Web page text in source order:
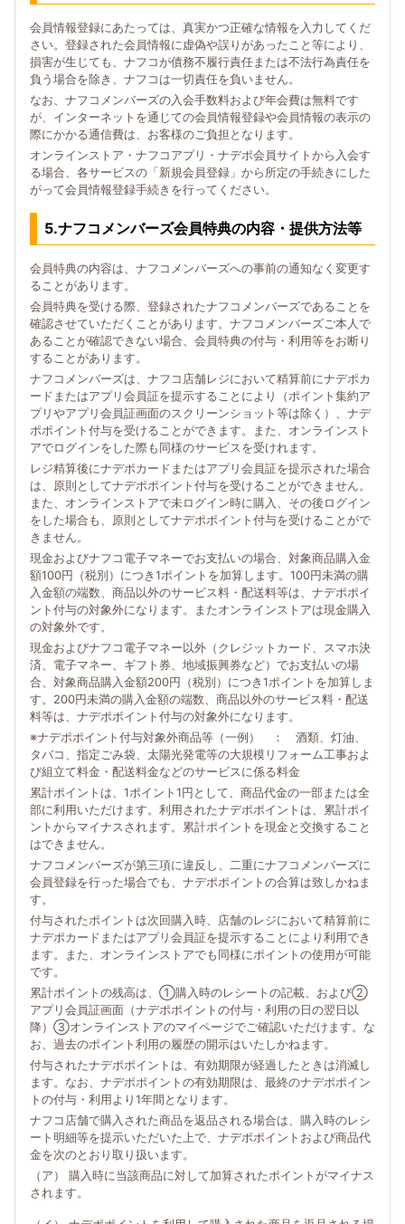
会員情報登録にあたっては、真実かつ正確な情報を入力してくだ
さい。登録された会員情報に虚偽や誤りがあったこと等により、
損害が生じても、ナフコが債務不履行責任または不法行為責任を
負う場合を除き、ナフコは一切責任を負いません。
なお、ナフコメンバーズの入会手数料および年会費は無料です
が、インターネットを通じての会員情報登録や会員情報の表示の
際にかかる通信費は、お客様のご負担となります。
オンラインストア・ナフコアプリ・ナデポ会員サイトから入会す
る場合、各サービスの「新規会員登録」から所定の手続きにした
がって会員情報登録手続きを行ってください。
5.ナフコメンバーズ会員特典の内容・提供方法等
会員特典の内容は、ナフコメンバーズへの事前の通知なく変更す
ることがあります。
会員特典を受ける際、登録されたナフコメンバーズであることを
確認させていただくことがあります。ナフコメンバーズご本人で
あることが確認できない場合、会員特典の付与・利用等をお断り
することがあります。
ナフコメンバーズは、ナフコ店舗レジにおいて精算前にナデポカ
ードまたはアプリ会員証を提示することにより（ポイント集約ア
プリやアプリ会員証画面のスクリーンショット等は除く）、ナデ
ポポイント付与を受けることができます。また、オンラインスト
アでログインをした際も同様のサービスを受けれます。
レジ精算後にナデポカードまたはアプリ会員証を提示された場合
は、原則としてナデポポイント付与を受けることができません。
また、オンラインストアで未ログイン時に購入、その後ログイン
をした場合も、原則としてナデポポイント付与を受けることがで
きません。
現金およびナフコ電子マネーでお支払いの場合、対象商品購入金
額100円（税別）につき1ポイントを加算します。100円未満の購
入金額の端数、商品以外のサービス料・配送料等は、ナデポポイ
ント付与の対象外になります。またオンラインストアは現金購入
の対象外です。
現金およびナフコ電子マネー以外（クレジットカード、スマホ決
済、電子マネー、ギフト券、地域振興券など）でお支払いの場
合、対象商品購入金額200円（税別）につき1ポイントを加算しま
す。200円未満の購入金額の端数、商品以外のサービス料・配送
料等は、ナデポポイント付与の対象外になります。
※ナデポポイント付与対象外商品等（一例） ： 酒類、灯油、
タバコ、指定ごみ袋、太陽光発電等の大規模リフォーム工事およ
び組立て料金・配送料金などのサービスに係る料金
累計ポイントは、1ポイント1円として、商品代金の一部または全
部に利用いただけます。利用されたナデポポイントは、累計ポイ
ントからマイナスされます。累計ポイントを現金と交換すること
はできません。
ナフコメンバーズが第三項に違反し、二重にナフコメンバーズに
会員登録を行った場合でも、ナデポポイントの合算は致しかねま
す。
付与されたポイントは次回購入時、店舗のレジにおいて精算前に
ナデポカードまたはアプリ会員証を提示することにより利用でき
ます。また、オンラインストアでも同様にポイントの使用が可能
です。
累計ポイントの残高は、①購入時のレシートの記載、および②
アプリ会員証画面（ナデポポイントの付与・利用の日の翌日以
降）③オンラインストアのマイページでご確認いただけます。な
お、過去のポイント利用の履歴の開示はいたしかねます。
付与されたナデポポイントは、有効期限が経過したときは消滅し
ます。なお、ナデポポイントの有効期限は、最終のナデポポイン
トの付与・利用より1年間となります。
ナフコ店舗で購入された商品を返品される場合は、購入時のレシ
ート明細等を提示いただいた上で、ナデポポイントおよび商品代
金を次のとおり取り扱います。
（ア） 購入時に当該商品に対して加算されたポイントがマイナス
されます。